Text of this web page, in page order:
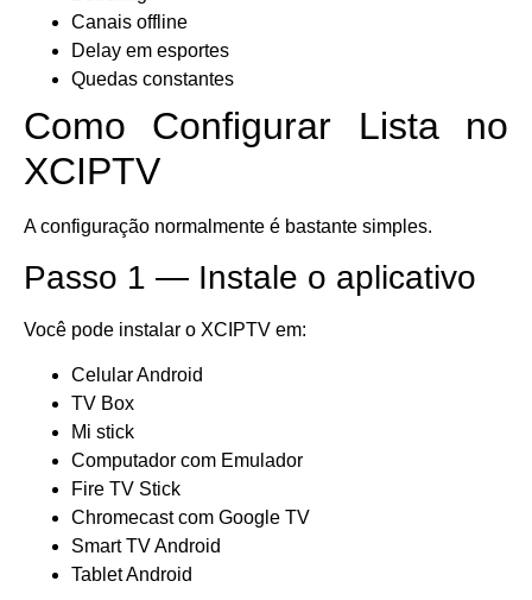
Canais offline
Delay em esportes
Quedas constantes
Como Configurar Lista no
XCIPTV
A configuração normalmente é bastante simples.
Passo 1 — Instale o aplicativo
Você pode instalar o XCIPTV em:
Celular Android
TV Box
Mi stick
Computador com Emulador
Fire TV Stick
Chromecast com Google TV
Smart TV Android
Tablet Android